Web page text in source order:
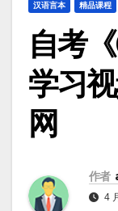
汉语言本 精品课程
自考
学习
网
作者
4